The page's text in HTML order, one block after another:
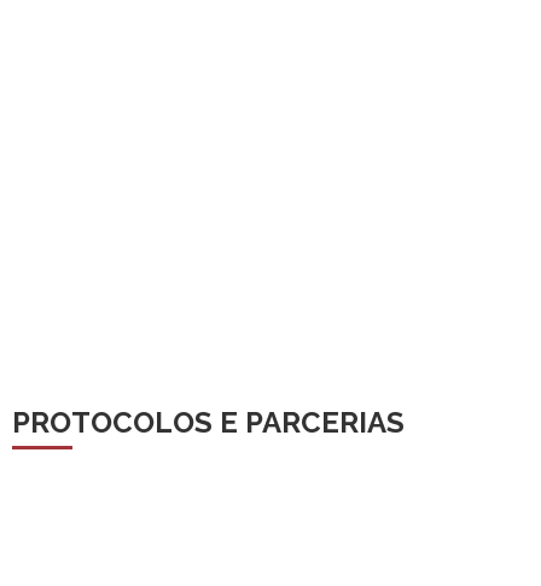
PROTOCOLOS E PARCERIAS